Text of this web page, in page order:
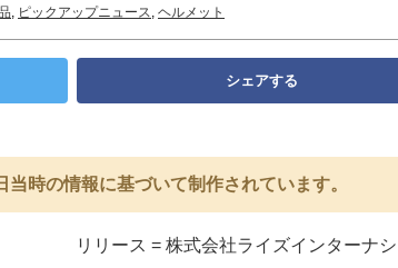
, ピックアップニュース, ヘルメット
シェアする
時の情報に基づいて制作されています。
リリース = 株式会社ライズインターナ